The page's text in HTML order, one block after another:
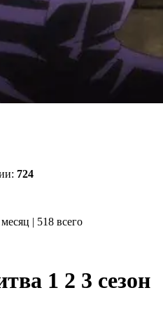
724
| 518 всего
1 2 3 сезон